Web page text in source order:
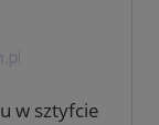
w sztyfcie